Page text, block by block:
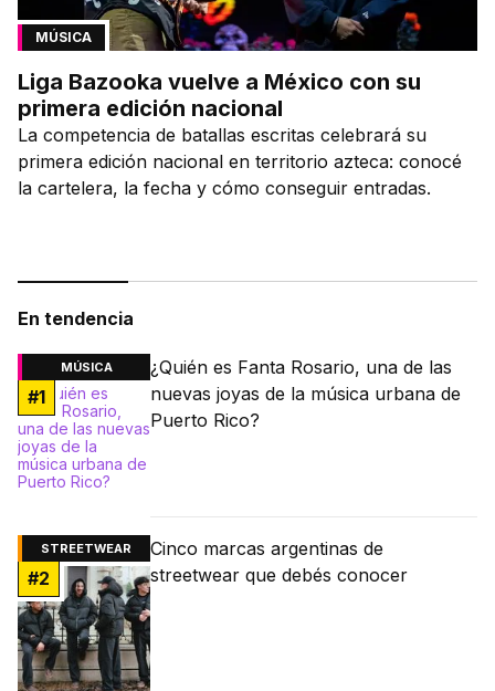
MÚSICA
Liga Bazooka vuelve a México con su
primera edición nacional
La competencia de batallas escritas celebrará su
primera edición nacional en territorio azteca: conocé
la cartelera, la fecha y cómo conseguir entradas.
En tendencia
MÚSICA
#1
¿Quién es Fanta Rosario, una de las
nuevas joyas de la música urbana de
Puerto Rico?
STREETWEAR
#2
Cinco marcas argentinas de
streetwear que debés conocer